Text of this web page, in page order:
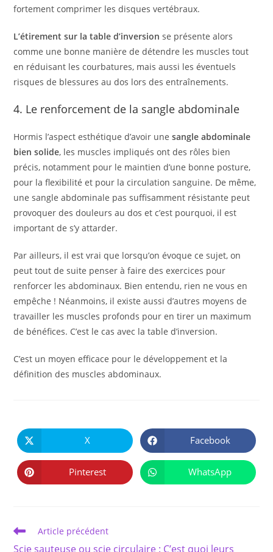
fortement comprimer les disques vertébraux.
L’étirement sur la table d’inversion se présente alors
comme une bonne manière de détendre les muscles tout
en réduisant les courbatures, mais aussi les éventuels
risques de blessures au dos lors des entraînements.
4. Le renforcement de la sangle abdominale
Hormis l’aspect esthétique d’avoir unesangle abdominale
bien solide, les muscles impliqués ont des rôles bien
précis, notamment pour le maintien d’une bonne posture,
pour la flexibilité et pour la circulation sanguine. De même,
une sangle abdominale pas suffisamment résistante peut
provoquer des douleurs au dos et c’est pourquoi, il est
important de s’y attarder.
Par ailleurs, il est vrai que lorsqu’on évoque ce sujet, on
peut tout de suite penser à faire des exercices pour
renforcer les abdominaux. Bien entendu, rien ne vous en
empêche ! Néanmoins, il existe aussi d’autres moyens de
travailler les muscles profonds pour en tirer un maximum
de bénéfices. C’est le cas avec la table d’inversion.
C’est un moyen efficace pour le développement et la
définition des muscles abdominaux.
CE
CONTENU
Ouvrir
dans
une
autre
fenêtre
X Ouvrir
dans
une
autre
fenêtre
Facebook
Ouvrir
dans
Pinterest Ouvrir
dans
WhatsApp
Read
Article précédent
Scie sauteuse ou scie circulaire : C’est quoi leurs